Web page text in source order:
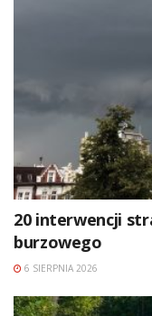
20 interwencji
burzowego
6 SIERPNIA 2026